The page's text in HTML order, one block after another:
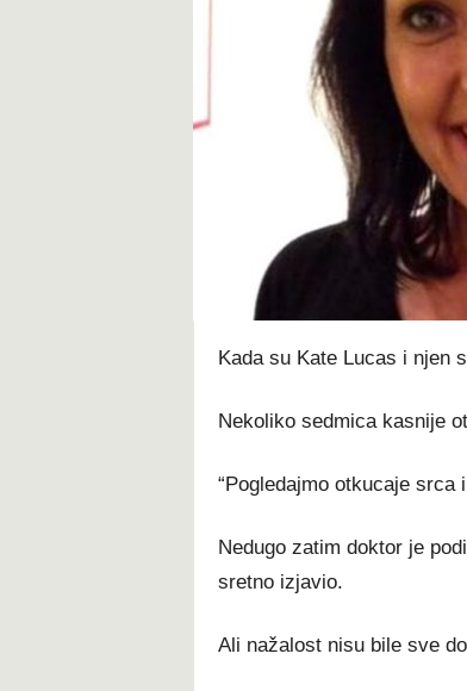
t
Kada su Kate Lucas i njen
Nekoliko sedmica kasnije
“Pogledajmo otkucaje srca
Nedugo zatim doktor je
sretno izjavio.
Ali nažalost nisu bile sve